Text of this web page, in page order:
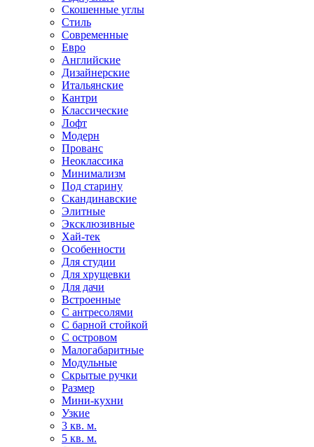
Скошенные углы
Стиль
Современные
Евро
Английские
Дизайнерские
Итальянские
Кантри
Классические
Лофт
Модерн
Прованс
Неоклассика
Минимализм
Под старину
Скандинавские
Элитные
Эксклюзивные
Хай-тек
Особенности
Для студии
Для хрущевки
Для дачи
Встроенные
С антресолями
С барной стойкой
С островом
Малогабаритные
Модульные
Скрытые ручки
Размер
Мини-кухни
Узкие
3 кв. м.
5 кв. м.